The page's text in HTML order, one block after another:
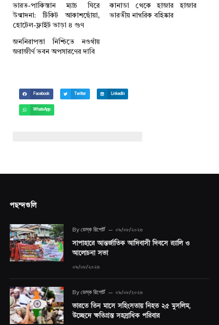
ভারত-পাকিস্তান ম্যাচ ঘিরে
উন্মাদনা: টিকিট আকাশছোঁয়া,
হোটেল-ফ্লাইট ভাড়া ৪ গুণ
কানাডা থেকে হাজার হাজার
ভারতীয় নাগরিক বহিষ্কার
জননিরাপত্তা নিশ্চিতে নওগাঁয়
জরাজীর্ণ ভবন অপসারণের দাবি
Facebook Twitter LinkedIn
WhatsApp
পছন্দগুলি
By ডেস্ক রিপোর্ট ০৯/০৮/২০২৬
সাপাহারে আন্তর্জাতিক আদিবাসী দিবসে র‍্যালি ও
আলোচনা সভা
০৯/০৮/২০২৬
By ডেস্ক রিপোর্ট ০৯/০৮/২০২৬
ভারতে তিন মাসে সহিংসতায় নিহত ২৫ মুসলিম,
উচ্ছেদে ক্ষতিগ্রস্ত সহস্রাধিক পরিবার